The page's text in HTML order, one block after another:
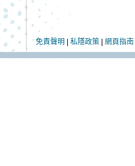
免責聲明 私隱政策 網頁指南